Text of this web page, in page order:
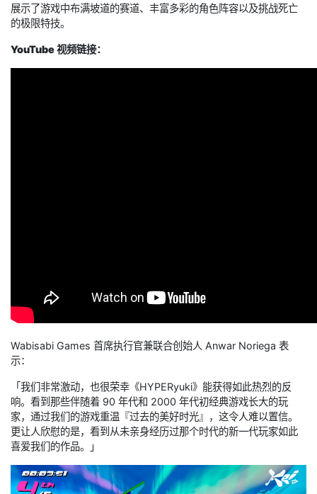
展示了游戏中布满坡道的赛道、丰富多彩的角色阵容以及挑战死亡
的极限特技。
YouTube 视频链接：
Wabisabi Games 首席执行官兼联合创始人 Anwar Noriega 表
示：
「我们非常激动，也很荣幸《HYPERyuki》能获得如此热烈的反
响。看到那些伴随着 90 年代和 2000 年代初经典游戏长大的玩
家，通过我们的游戏重温『过去的美好时光』，这令人难以置信。
更让人欣慰的是，看到从未亲身经历过那个时代的新一代玩家如此
喜爱我们的作品。」